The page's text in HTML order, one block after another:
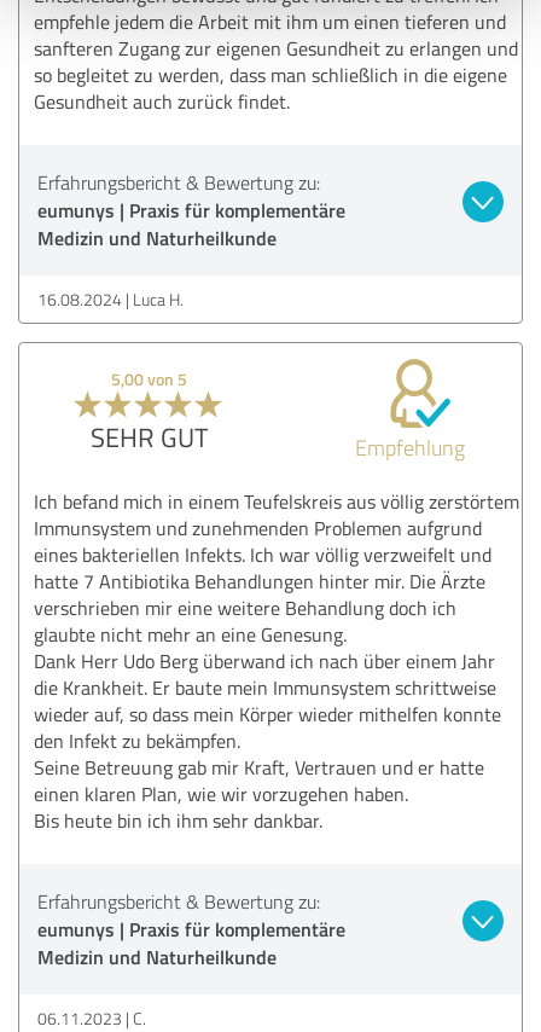
empfehle jedem die Arbeit mit ihm um einen tieferen und
sanfteren Zugang zur eigenen Gesundheit zu erlangen und
so begleitet zu werden, dass man schließlich in die eigene
Gesundheit auch zurück findet.
Erfahrungsbericht & Bewertung zu:
eumunys | Praxis für komplementäre
Medizin und Naturheilkunde
16.08.2024 Luca H.
5,00 von 5
SEHR GUT Empfehlung
Ich befand mich in einem Teufelskreis aus völlig zerstörtem
Immunsystem und zunehmenden Problemen aufgrund
eines bakteriellen Infekts. Ich war völlig verzweifelt und
hatte 7 Antibiotika Behandlungen hinter mir. Die Ärzte
verschrieben mir eine weitere Behandlung doch ich
glaubte nicht mehr an eine Genesung.
Dank Herr Udo Berg überwand ich nach über einem Jahr
die Krankheit. Er baute mein Immunsystem schrittweise
wieder auf, so dass mein Körper wieder mithelfen konnte
den Infekt zu bekämpfen.
Seine Betreuung gab mir Kraft, Vertrauen und er hatte
einen klaren Plan, wie wir vorzugehen haben.
Bis heute bin ich ihm sehr dankbar.
Erfahrungsbericht & Bewertung zu:
eumunys | Praxis für komplementäre
Medizin und Naturheilkunde
06.11.2023 C.